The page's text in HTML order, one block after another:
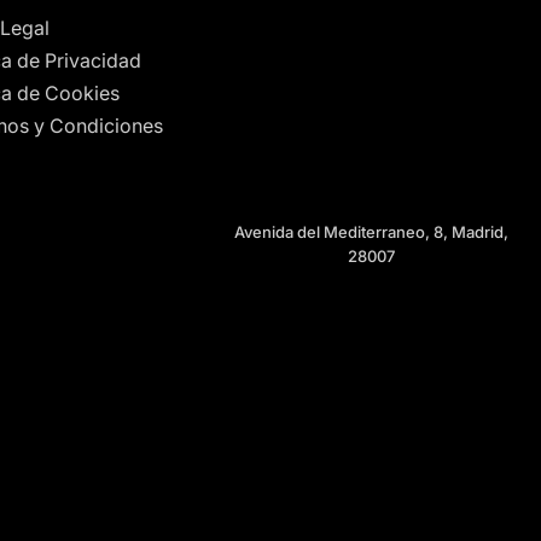
de Privacidad
de Cookies
y Condiciones
Avenida del Mediterraneo, 8, Madrid,
28007